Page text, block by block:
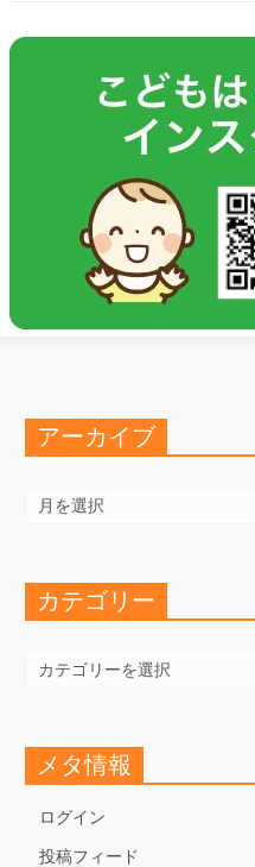
アーカイブ
カ
カテゴリー
ゴ
メタ情報
ログイン
投稿フィード